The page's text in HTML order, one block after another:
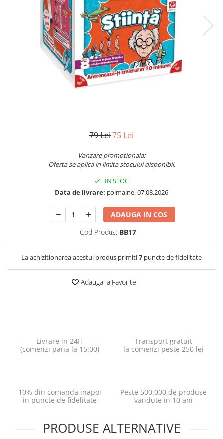
Jocuri pentru o persoana
Jocuri pentru 2 persoane
Game cunoscute
Carcassonne
Jocuri de masa
Jocuri de societate in limba
Vezi toate jocurile de societate
Vezi toate produsele STEM
79 Lei75 Lei
Vanzare promotionala:
Oferta se aplica in limita stocului disponibil.
IN STOC
Data de livrare: poimaine, 07.08.2026
ADAUGA IN COS
Cod Produs: BB17
La achizitionarea acestui produs primiti7 puncte de fidelitate
Adauga la Favorite
Livrare in 24H
(comenzi pana la 15:00)
Transport gratuit
la comenzi peste 250 lei
10% din comanda inapoi
in puncte de fidelitate
Peste 500.000 de produse
vandute in 10 ani
PRODUSE ALTERNATIVE